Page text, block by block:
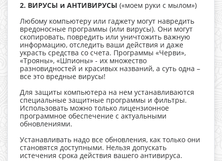
2. ВИРУСЫ и АНТИВИРУСЫ («моем руки с мылом»)
Любому компьютеру или гаджету могут навредить
вредоносные программы (или вирусы). Они могут
скопировать, повредить или уничтожить важную
информацию, отследить ваши действия и даже
украсть средства со счета. Программы «Черви»,
«Трояны», «Шпионы» - их множество
разновидностей и красивых названий, а суть одна –
все это вредные вирусы!
Для защиты компьютера на нем устанавливаются
специальные защитные программы и фильтры.
Использовать можно только лицензионное
программное обеспечение с актуальными
обновлениями.
Устанавливать надо все обновления, как только они
становятся доступными. Нельзя допускать
истечения срока действия вашего антивируса.